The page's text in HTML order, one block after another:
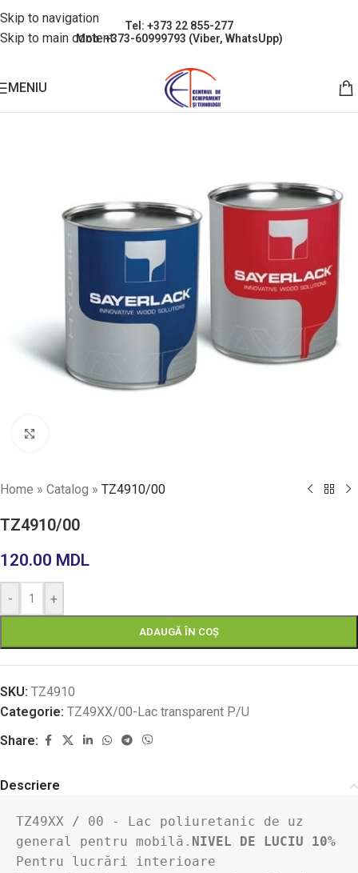
Skip to navigation
Skip to main content
Tel: +373 22 855-277
Mob: +373-60999793 (Viber, WhatsUpp)
MENIU
Home » Catalog » TZ4910/00
TZ4910/00
120.00 MDL
- +
ADAUGĂ ÎN COȘ
SKU: TZ4910
Categorie: TZ49XX/00-Lac transparent P/U
Share:
Descriere
TZ49XX / 00 - Lac poliuretanic de uz
general pentru mobilă.
Pentru lucrări interioare